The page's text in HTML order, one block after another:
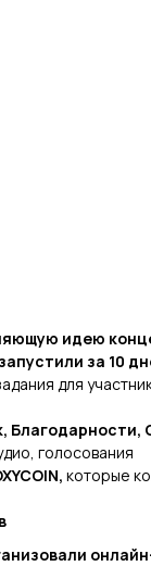
идею
за 10
для
Благодарности,
голосования
которые